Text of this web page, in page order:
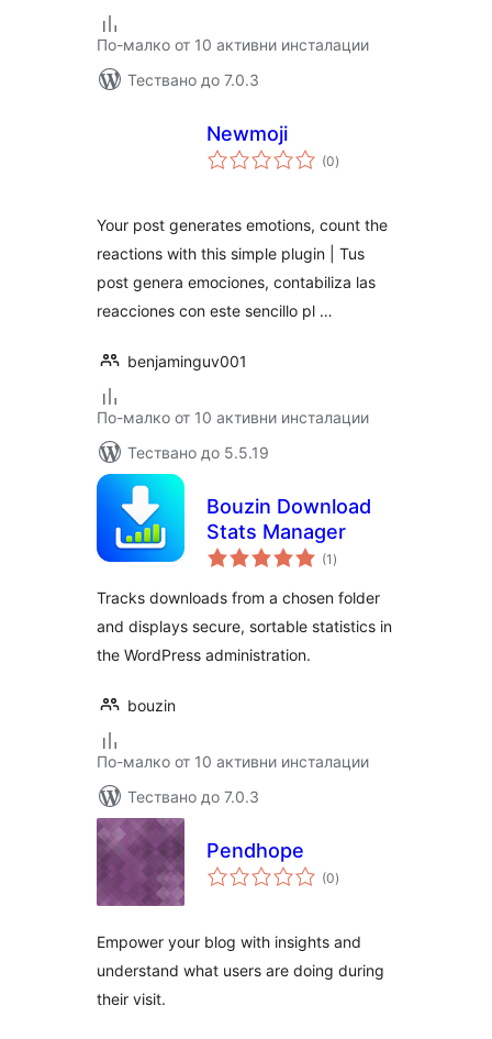
По-малко от 10 активни инсталации
Тествано до 7.0.3
Newmoji
(0общо
оценки
)
Your post generates emotions, count the
reactions with this simple plugin | Tus
post genera emociones, contabiliza las
reacciones con este sencillo pl …
benjaminguv001
По-малко от 10 активни инсталации
Тествано до 5.5.19
Bouzin Download
Stats Manager
(1 общо
оценки
)
Tracks downloads from a chosen folder
and displays secure, sortable statistics in
the WordPress administration.
bouzin
По-малко от 10 активни инсталации
Тествано до 7.0.3
Pendhope
(0общо
оценки
)
Empower your blog with insights and
understand what users are doing during
their visit.